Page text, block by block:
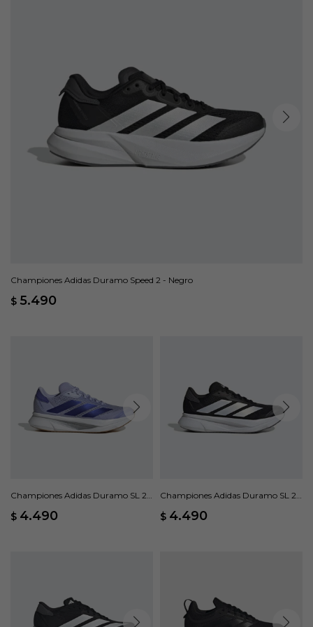
Championes Adidas Duramo Speed 2 - Negro
$ 5.490
Championes Adidas Duramo SL 2 -
$ 4.490
Championes Adidas Duramo SL 2 -
$ 4.490